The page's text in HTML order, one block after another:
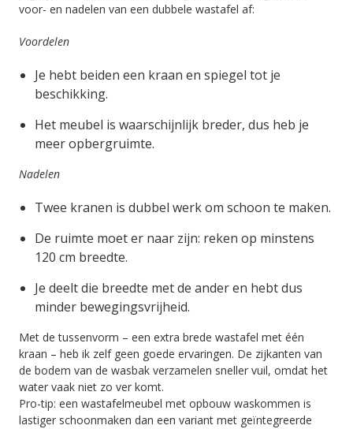
voor- en nadelen van een dubbele wastafel af:
Voordelen
Je hebt beiden een kraan en spiegel tot je
beschikking.
Het meubel is waarschijnlijk breder, dus heb je
meer opbergruimte.
Nadelen
Twee kranen is dubbel werk om schoon te maken.
De ruimte moet er naar zijn: reken op minstens
120 cm breedte.
Je deelt die breedte met de ander en hebt dus
minder bewegingsvrijheid.
Met de tussenvorm – een extra brede wastafel met één
kraan – heb ik zelf geen goede ervaringen. De zijkanten van
de bodem van de wasbak verzamelen sneller vuil, omdat het
water vaak niet zo ver komt.
Pro-tip: een wastafelmeubel met opbouw waskommen is
lastiger schoonmaken dan een variant met geïntegreerde